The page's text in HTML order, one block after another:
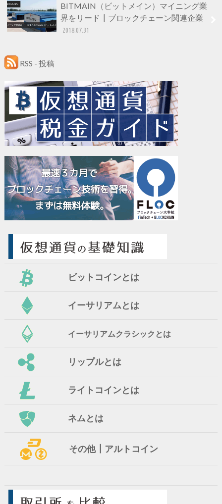
BITMAIN（ビットメイン）マイニング業
界をリード┃ブロックチェーン関連企業
2018.07.31
RSS - 投稿
ビットコインとは
イーサリアムとは
イーサリアムクラシックとは
リップルとは
ライトコインとは
ネムとは
その他┃アルトコイン